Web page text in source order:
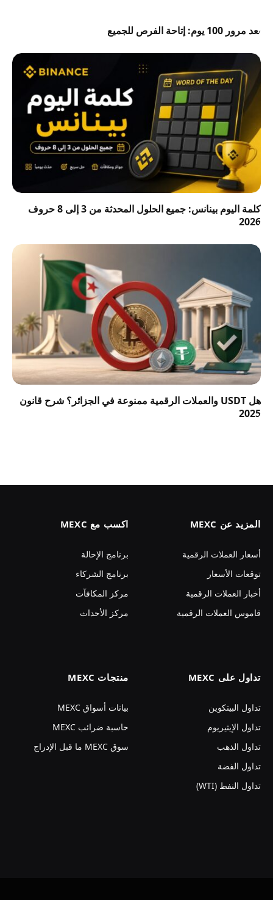
بعد مرور 100 يوم: إتاحة الفرص للجميع
كلمة اليوم بينانس: جميع الحلول المحدثة من 3 إلى 8 حروف
2026
هل USDT والعملات الرقمية ممنوعة في الجزائر؟ شرح قانون
2025
المزيد عن MEXC
أسعار العملات الرقمية
توقعات الأسعار
أخبار العملات الرقمية
قاموس العملات الرقمية
اكسب مع MEXC
برنامج الإحالة
برنامج الشركاء
مركز المكافآت
مركز الأحداث
تداول على MEXC
تداول البيتكوين
تداول الإيثيريوم
تداول الذهب
تداول الفضة
تداول النفط (WTI)
منتجات MEXC
بيانات أسواق MEXC
حاسبة ضرائب MEXC
سوق MEXC ما قبل الإدراج